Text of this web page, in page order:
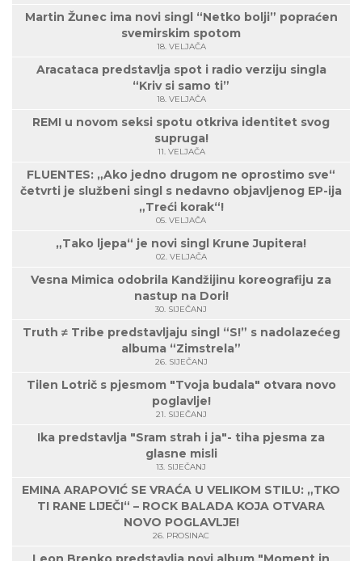
Martin Žunec ima novi singl “Netko bolji” popraćen
svemirskim spotom
18. VELJAČA
Aracataca predstavlja spot i radio verziju singla
“Kriv si samo ti”
18. VELJAČA
REMI u novom seksi spotu otkriva identitet svog
supruga!
11. VELJAČA
FLUENTES: „Ako jedno drugom ne oprostimo sve“
četvrti je službeni singl s nedavno objavljenog EP-ija
„Treći korak“!
05. VELJAČA
„Tako ljepa“ je novi singl Krune Jupitera!
02. VELJAČA
Vesna Mimica odobrila Kandžijinu koreografiju za
nastup na Dori!
30. SIJEČANJ
Truth ≠ Tribe predstavljaju singl “S!” s nadolazećeg
albuma “Zimstrela”
26. SIJEČANJ
Tilen Lotrič s pjesmom "Tvoja budala" otvara novo
poglavlje!
21. SIJEČANJ
Ika predstavlja "Sram strah i ja"- tiha pjesma za
glasne misli
13. SIJEČANJ
EMINA ARAPOVIĆ SE VRAĆA U VELIKOM STILU: „TKO
TI RANE LIJEČI“ – ROCK BALADA KOJA OTVARA
NOVO POGLAVLJE!
26. PROSINAC